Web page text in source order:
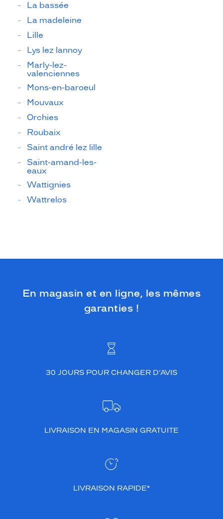
La bassée
La madeleine
Lille
Lys lez lannoy
Marly-lez-
valenciennes
Mons-en-baroeul
Mouvaux
Orchies
Roubaix
Saint andré lez lille
Saint-amand-les-
eaux
Wattignies
Wattrelos
En magasin et en ligne, les mêmes
garanties !
30 JOURS POUR CHANGER D’AVIS
LIVRAISON EN MAGASIN GRATUITE
LIVRAISON RAPIDE*